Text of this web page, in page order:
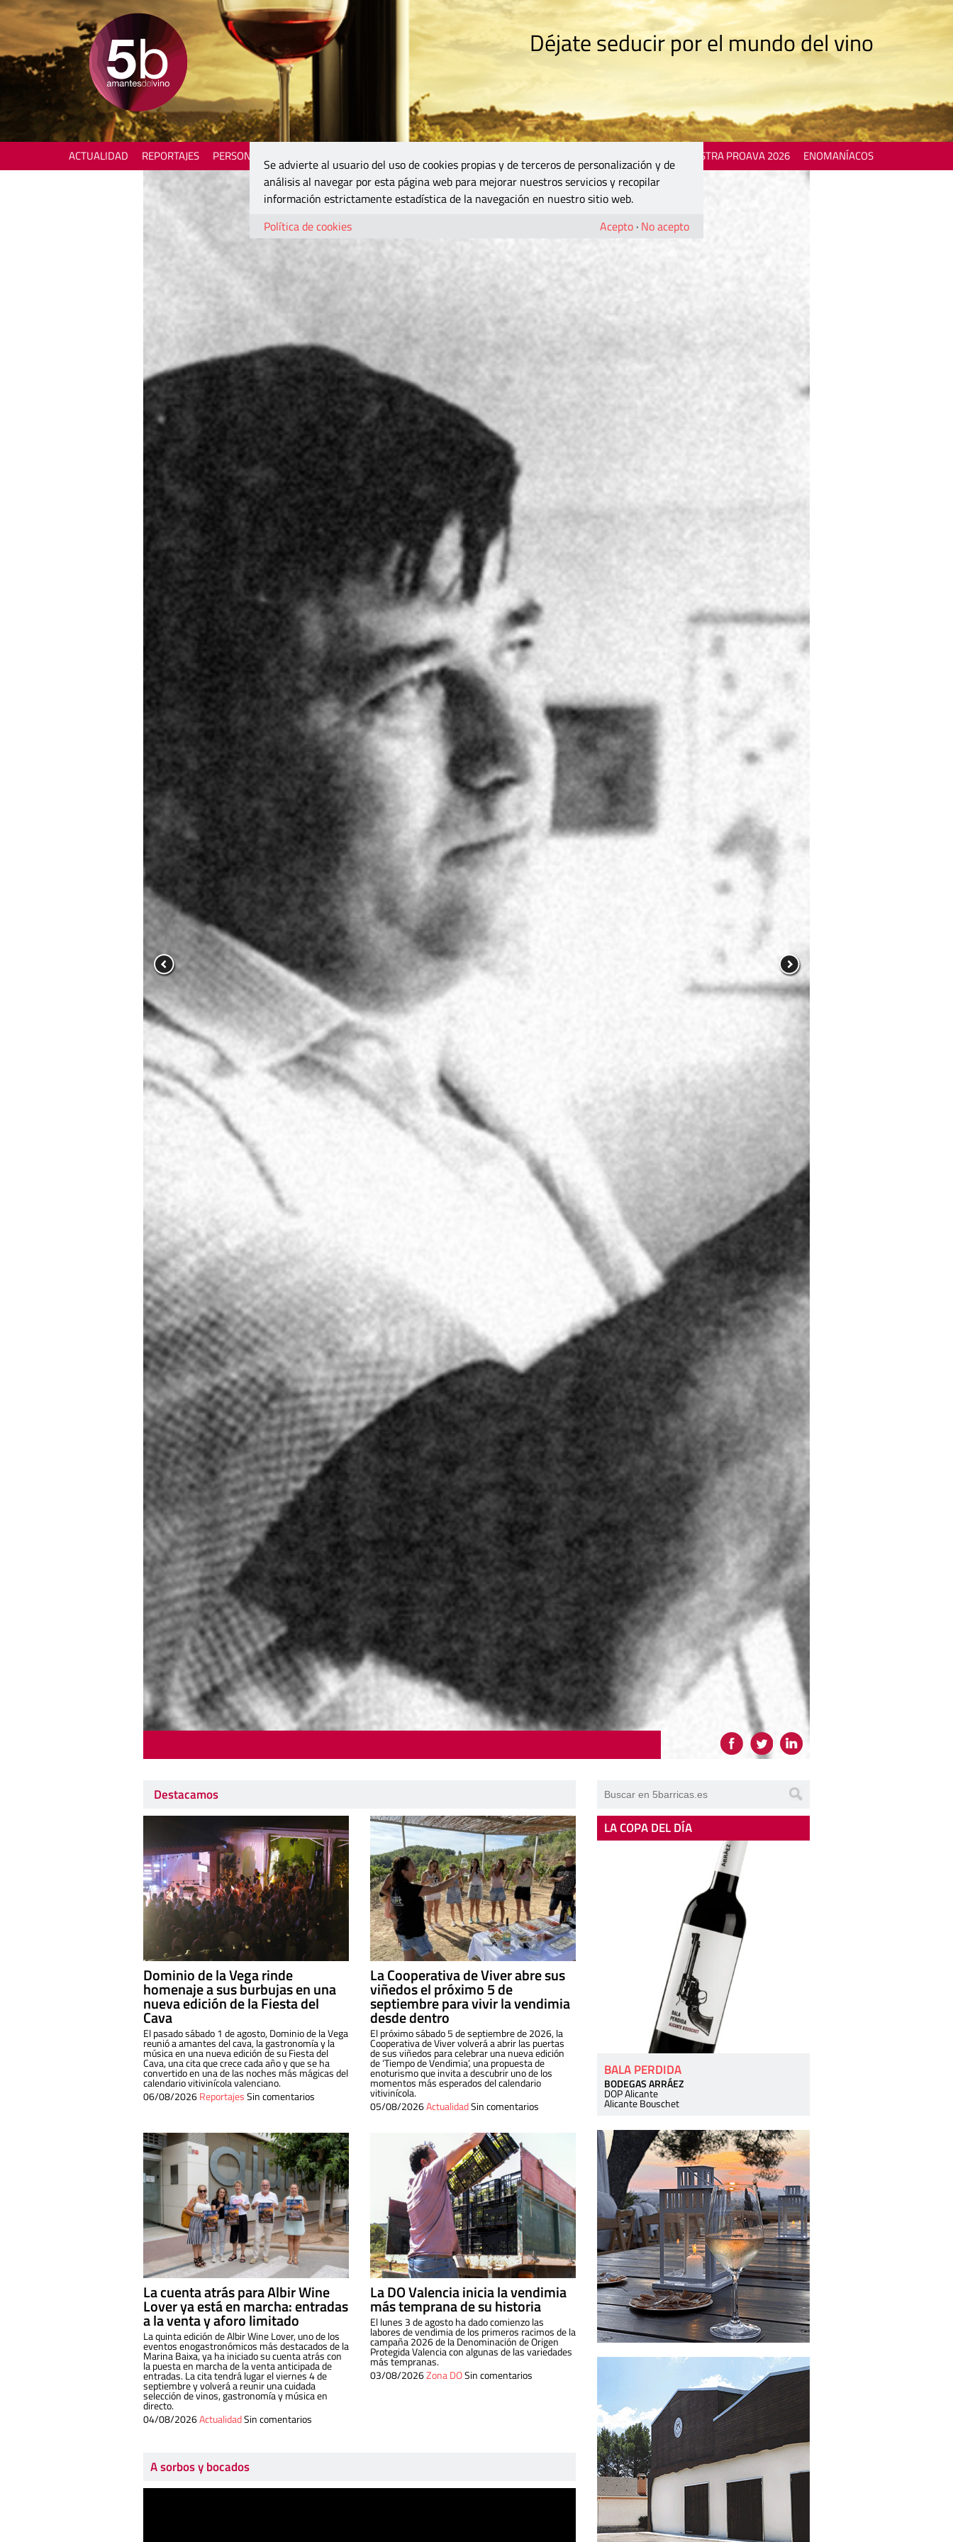
Déjate seducir por el mundo del vino
ACTUALIDAD REPORTAJES PERSONAJES MOSTRA PROAVA 2026 ENOMANÍACOS
Destacamos
Dominio de la Vega rinde
homenaje a sus burbujas en una
nueva edición de la Fiesta del
Cava
El pasado sábado 1 de agosto, Dominio de la Vega
reunió a amantes del cava, la gastronomía y la
música en una nueva edición de su Fiesta del
Cava, una cita que crece cada año y que se ha
convertido en una de las noches más mágicas del
calendario vitivinícola valenciano.
06/08/2026ReportajesSin comentarios
La Cooperativa de Viver abre sus
viñedos el próximo 5 de
septiembre para vivir la vendimia
desde dentro
El próximo sábado 5 de septiembre de 2026, la
Cooperativa de Viver volverá a abrir las puertas
de sus viñedos para celebrar una nueva edición
de ‘Tiempo de Vendimia’, una propuesta de
enoturismo que invita a descubrir uno de los
momentos más esperados del calendario
vitivinícola.
05/08/2026ActualidadSin comentarios
La cuenta atrás para Albir Wine
Lover ya está en marcha: entradas
a la venta y aforo limitado
La quinta edición de Albir Wine Lover, uno de los
eventos enogastronómicos más destacados de la
Marina Baixa, ya ha iniciado su cuenta atrás con
la puesta en marcha de la venta anticipada de
entradas. La cita tendrá lugar el viernes 4 de
septiembre y volverá a reunir una cuidada
selección de vinos, gastronomía y música en
directo.
04/08/2026ActualidadSin comentarios
La DO Valencia inicia la vendimia
más temprana de su historia
El lunes 3 de agosto ha dado comienzo las
labores de vendimia de los primeros racimos de la
campaña 2026 de la Denominación de Origen
Protegida Valencia con algunas de las variedades
más tempranas.
03/08/2026Zona DOSin comentarios
A sorbos y bocados
LA COPA DEL DÍA
BALA PERDIDA
BODEGAS ARRÁEZ
DOP Alicante
Alicante Bouschet
Se advierte al usuario del uso de cookies propias y de terceros de personalización y de
análisis al navegar por esta página web para mejorar nuestros servicios y recopilar
información estrictamente estadística de la navegación en nuestro sitio web.
Política de cookies
Acepto · No acepto